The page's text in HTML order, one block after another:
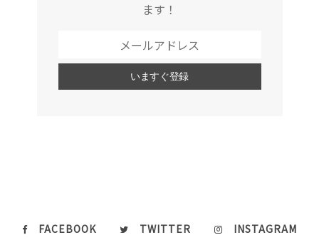
ます！
FACEBOOK TWITTER INSTAGRAM